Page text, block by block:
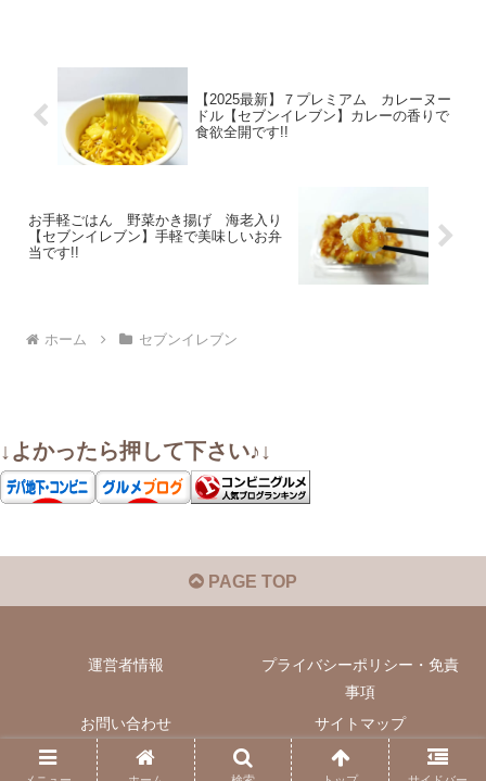
【2025最新】７プレミアム カレーヌー
ドル【セブンイレブン】カレーの香りで
食欲全開です!!
お手軽ごはん 野菜かき揚げ 海老入り
【セブンイレブン】手軽で美味しいお弁
当です!!
ホーム セブンイレブン
↓よかったら押して下さい♪↓
PAGE TOP
運営者情報
プライバシーポリシー・免責
事項
お問い合わせ
サイトマップ
© 2022 いぬきちのコンビニ飯.